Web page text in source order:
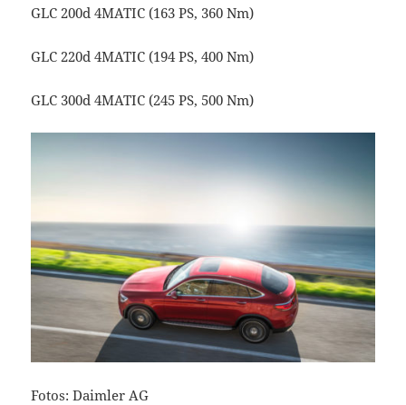
GLC 200d 4MATIC (163 PS, 360 Nm)
GLC 220d 4MATIC (194 PS, 400 Nm)
GLC 300d 4MATIC (245 PS, 500 Nm)
Fotos: Daimler AG